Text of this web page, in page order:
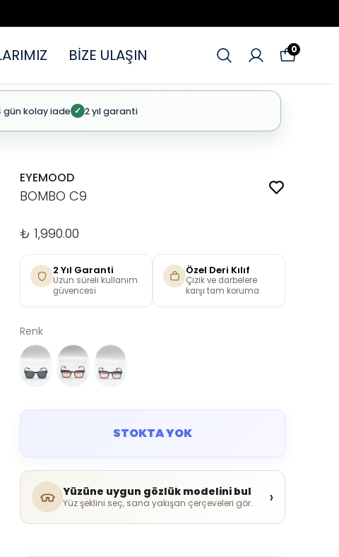
BİZE ULAŞIN 0
gün kolay iade ✓ 2 yıl garanti
EYEMOOD
BOMBO C9
₺ 1,990.00
2 Yıl Garanti
Uzun süreli kullanım
güvencesi
Özel Deri Kılıf
Çizik ve darbelere
karşı tam koruma
Renk
STOKTA YOK
Yüzüne uygun gözlük modelini bul
Yüz şeklini seç, sana yakışan çerçeveleri gör. ›